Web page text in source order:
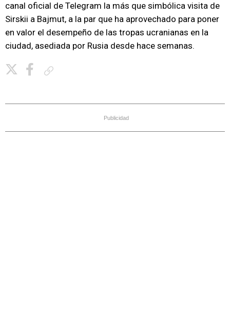
canal oficial de Telegram la más que simbólica visita de
Sirskii a Bajmut, a la par que ha aprovechado para poner
en valor el desempeño de las tropas ucranianas en la
ciudad, asediada por Rusia desde hace semanas.
Publicidad